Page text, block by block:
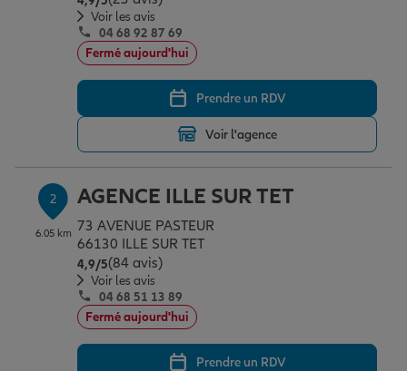
Assurance emprunteur
Prévoyance et dépendance
Assurance animal de compagnie
Protection de la famille
Protection juridique
Épargne & retraite
Plan épargne retraite
Placements financiers
Investissements immobiliers
Vos projets
Déménager
Changer de voiture
Outre-mer
Assurance auto
Professionnels
Voir les avis
04 68 92 87 69
Fermé aujourd'hui
Prendre un RDV
Voir l'agence
2
6.05 km
AGENCE ILLE SUR TET
73 AVENUE PASTEUR
66130 ILLE SUR TET
4,9/5Note de 4.9 sur 5
(84 avis)
Voir les avis
04 68 51 13 89
Fermé aujourd'hui
Prendre un RDV